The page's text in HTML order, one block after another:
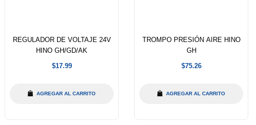
REGULADOR DE VOLTAJE 24V
HINO GH/GD/AK
Precio
$17.99
AGREGAR AL CARRITO
TROMPO PRESIÓN AIRE HINO
GH
Precio
$75.26
AGREGAR AL CARRITO